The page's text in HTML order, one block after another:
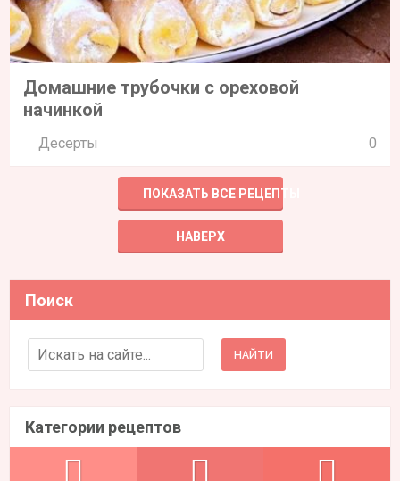
Домашние трубочки с ореховой
начинкой
Десерты 0
ПОКАЗАТЬ ВСЕ РЕЦЕПТЫ
НАВЕРХ
Поиск
Search for:
Категории рецептов